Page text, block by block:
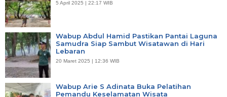
5 April 2025 | 22:17 WIB
Wabup Abdul Hamid Pastikan Pantai Laguna
Samudra Siap Sambut Wisatawan di Hari
Lebaran
20 Maret 2025 | 12:36 WIB
Wabup Arie S Adinata Buka Pelatihan
Pemandu Keselamatan Wisata